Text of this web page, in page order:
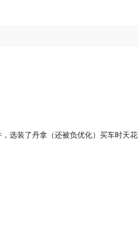
选装了丹拿（还被负优化）买车时天